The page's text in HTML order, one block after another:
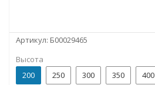
Артикул: Б00029465
Высота
200
250 300 350 400